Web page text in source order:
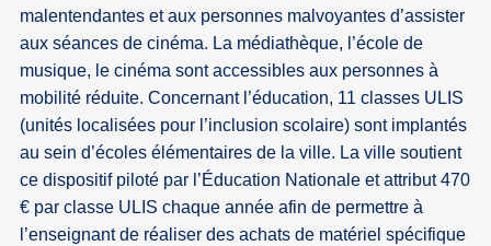
malentendantes et aux personnes malvoyantes d’assister
aux séances de cinéma. La médiathèque, l’école de
musique, le cinéma sont accessibles aux personnes à
mobilité réduite. Concernant l’éducation, 11 classes ULIS
(unités localisées pour l’inclusion scolaire) sont implantés
au sein d’écoles élémentaires de la ville. La ville soutient
ce dispositif piloté par l’Éducation Nationale et attribut 470
€ par classe ULIS chaque année afin de permettre à
l’enseignant de réaliser des achats de matériel spécifique